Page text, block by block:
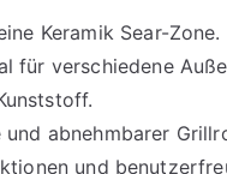
Keramik Sear-Zone.
für verschiedene
abnehmbarer
und